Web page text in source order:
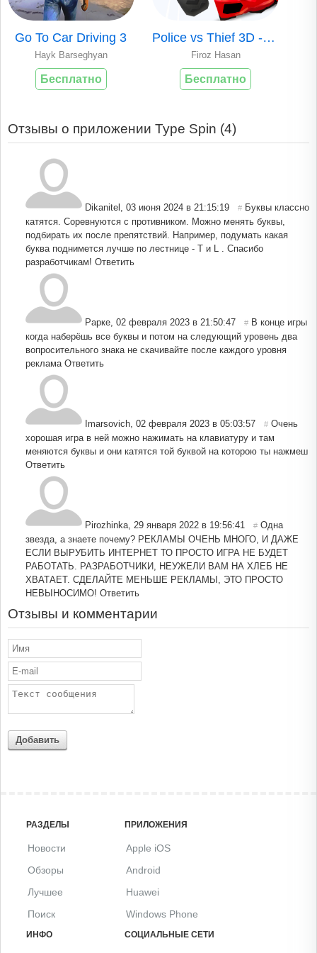
Go To Car Driving 3
Hayk Barseghyan
Бесплатно
Police vs Thief 3D - car race
Firoz Hasan
Бесплатно
Отзывы о приложении Type Spin (4)
Dikanitel 03 июня 2024 в 21:15:19 # Буквы классно
катятся. Соревнуются с противником. Можно менять буквы,
подбирать их после препятствий. Например, подумать какая
буква поднимется лучше по лестнице - T и L . Спасибо
разработчикам! Ответить
Рарке 02 февраля 2023 в 21:50:47 # В конце игры
когда наберёшь все буквы и потом на следующий уровень два
вопросительного знака не скачивайте после каждого уровня
реклама Ответить
Imarsovich 02 февраля 2023 в 05:03:57 # Очень
хорошая игра в ней можно нажимать на клавиатуру и там
меняются буквы и они катятся той буквой на которою ты нажмеш
Ответить
Pirozhinka 29 января 2022 в 19:56:41 # Одна
звезда, а знаете почему? РЕКЛАМЫ ОЧЕНЬ МНОГО, И ДАЖЕ
ЕСЛИ ВЫРУБИТЬ ИНТЕРНЕТ ТО ПРОСТО ИГРА НЕ БУДЕТ
РАБОТАТЬ. РАЗРАБОТЧИКИ, НЕУЖЕЛИ ВАМ НА ХЛЕБ НЕ
ХВАТАЕТ. СДЕЛАЙТЕ МЕНЬШЕ РЕКЛАМЫ, ЭТО ПРОСТО
НЕВЫНОСИМО! Ответить
Отзывы и комментарии
Добавить
РАЗДЕЛЫ
Новости
Обзоры
Лучшее
Поиск
ПРИЛОЖЕНИЯ
Apple iOS
Android
Huawei
Windows Phone
ИНФО СОЦИАЛЬНЫЕ СЕТИ